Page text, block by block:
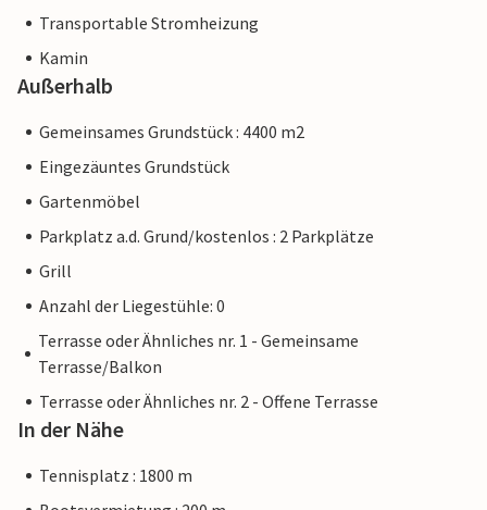
Transportable Stromheizung
Kamin
Außerhalb
Gemeinsames Grundstück : 4400 m2
Eingezäuntes Grundstück
Gartenmöbel
Parkplatz a.d. Grund/kostenlos : 2 Parkplätze
Grill
Anzahl der Liegestühle: 0
Terrasse oder Ähnliches nr. 1 - Gemeinsame
Terrasse/Balkon
Terrasse oder Ähnliches nr. 2 - Offene Terrasse
In der Nähe
Tennisplatz : 1800 m